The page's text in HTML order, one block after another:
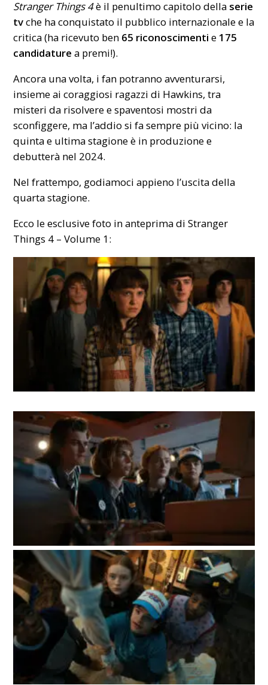
Stranger Things 4è il penultimo capitolo della serie
tvche ha conquistato il pubblico internazionale e la
critica (ha ricevuto ben 65 riconoscimenti e 175
candidature a premi!).
Ancora una volta, i fan potranno avventurarsi,
insieme ai coraggiosi ragazzi di Hawkins, tra
misteri da risolvere e spaventosi mostri da
sconfiggere, ma l’addio si fa sempre più vicino: la
quinta e ultima stagione è in produzione e
debutterà nel 2024.
Nel frattempo, godiamoci appieno l’uscita della
quarta stagione.
Ecco le esclusive foto in anteprima di Stranger
Things 4 – Volume 1: